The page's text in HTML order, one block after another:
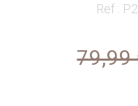
Ref :
79,99